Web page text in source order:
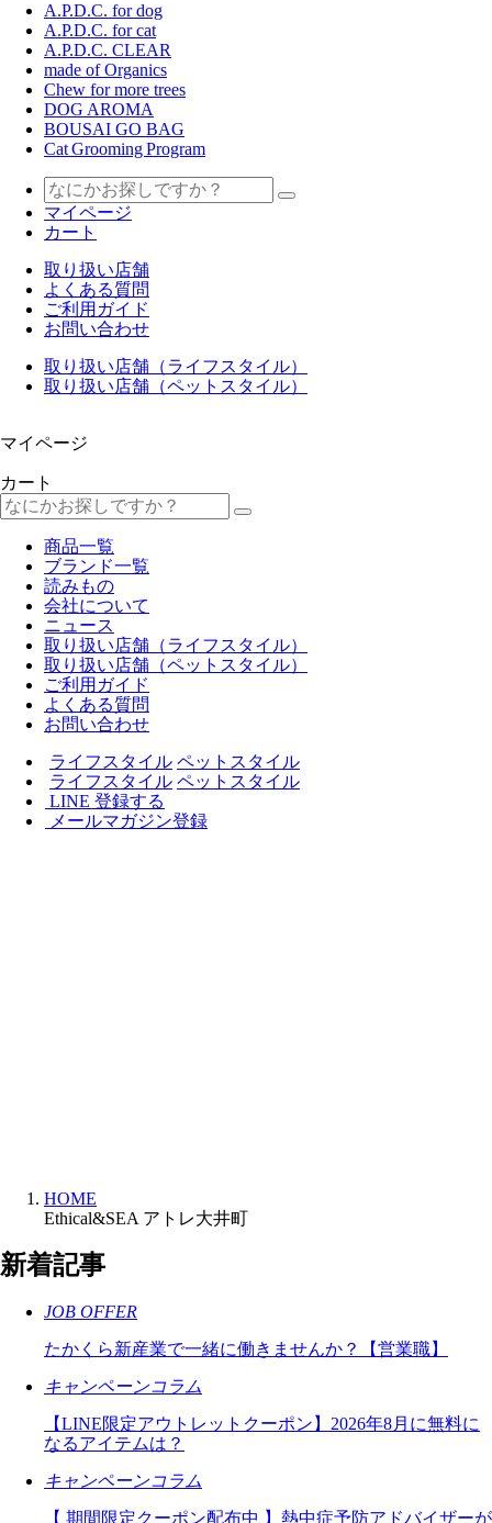
A.P.D.C. for dog
A.P.D.C. for cat
A.P.D.C. CLEAR
made of Organics
Chew for more trees
DOG AROMA
BOUSAI GO BAG
Cat Grooming Program
マイページ
カート
取り扱い店舗
よくある質問
ご利用ガイド
お問い合わせ
取り扱い店舗（ライフスタイル）
取り扱い店舗（ペットスタイル）
マイページ
カート
商品一覧
ブランド一覧
読みもの
会社について
ニュース
取り扱い店舗（ライフスタイル）
取り扱い店舗（ペットスタイル）
ご利用ガイド
よくある質問
お問い合わせ
ライフスタイル ペットスタイル
ライフスタイル ペットスタイル
LINE 登録する
メールマガジン登録
HOME
Ethical&SEA アトレ大井町
新着記事
JOB OFFER
たかくら新産業で一緒に働きませんか？【営業職】
キャンペーンコラム
【LINE限定アウトレットクーポン】2026年8月に無料に
なるアイテムは？
キャンペーンコラム
【 期間限定クーポン配布中 】熱中症予防アドバイザーが